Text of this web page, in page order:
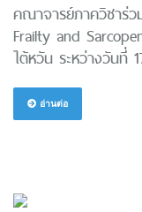
คณาจารย์ภาควิชาร่ว
Frailty and
ไต้หวัน ระหว่างวันที่
อ่านต่อ